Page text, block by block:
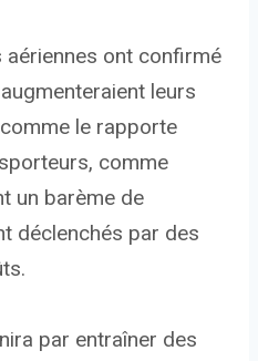
aériennes ont confirmé
leurs
le rapporte
comme
un barème de
déclenchés par des
par entraîner des